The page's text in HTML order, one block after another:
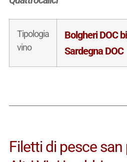
Tipologia
vino
Bolgheri DOC
Sardegna DOC
Filetti di pesce